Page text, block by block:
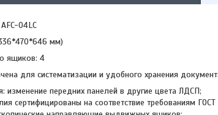
04LC
мм)
ящиков: 4
для систематизации и удобного хранения
изменение передних панелей в другие цвета ЛДСП;
сертифицированы на соответствие требованиям